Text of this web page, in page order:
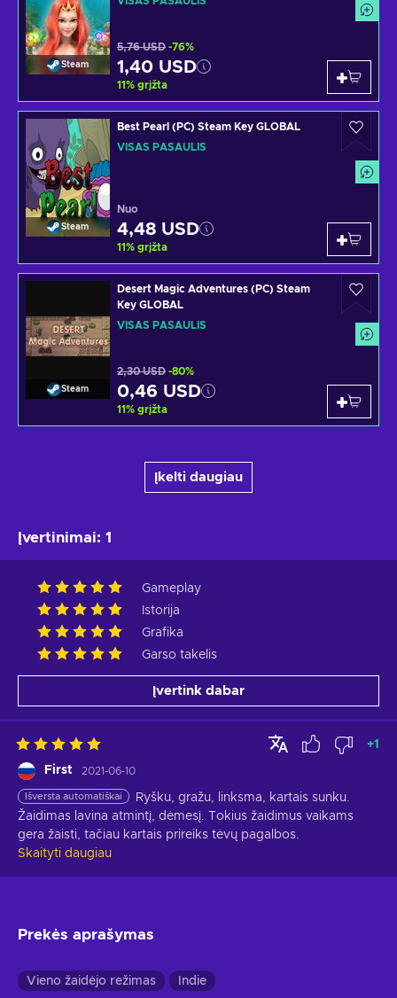
Steam
5,76 USD -76%
1,40 USD
11% grįžta
Steam
Best Pearl (PC) Steam Key GLOBAL
VISAS PASAULIS
Nuo
4,48 USD
11% grįžta
Steam
Desert Magic Adventures (PC) Steam
Key GLOBAL
VISAS PASAULIS
2,30 USD -80%
0,46 USD
11% grįžta
Įkelti daugiau
Įvertinimai: 1
Gameplay
Istorija
Grafika
Garso takelis
Įvertink dabar
First 2021-06-10
+1
Išversta automatiškai
Ryšku, gražu, linksma, kartais sunku.
Žaidimas lavina atmintį, dėmesį. Tokius žaidimus vaikams
gera žaisti, tačiau kartais prireiks tėvų pagalbos.
Skaityti daugiau
Prekės aprašymas
Vieno žaidėjo režimas Indie